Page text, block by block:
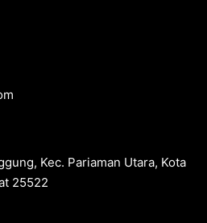
Kec. Pariaman Utara, Kota
25522